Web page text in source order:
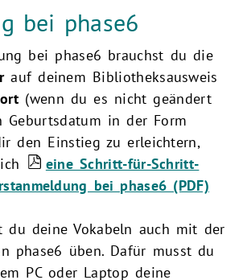
bei phase6
bei phase6 brauchst du die
auf deinem Bibliotheksausweis
(wenn du es nicht geändert
Geburtsdatum in der Form
den Einstieg zu erleichtern,
eine Schritt-für-Schritt-
bei phase6 (PDF)
du deine Vokabeln auch mit der
phase6 üben. Dafür musst du
PC oder Laptop deine